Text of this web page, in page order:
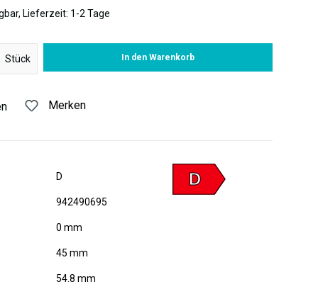
Lieferzeit: 1-2 Tage
Stück
In den Warenkorb
Merken
D
942490695
0 mm
45 mm
54.8 mm
D